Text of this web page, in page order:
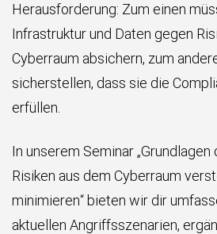
Herausforderung: Zum einen
Infrastruktur und Daten gegen
Cyberraum absichern, zum
sicherstellen, dass sie die
erfüllen.
In unserem Seminar
Risiken aus dem Cyberraum
minimieren“ bieten wir dir
aktuellen Angriffsszenarien,